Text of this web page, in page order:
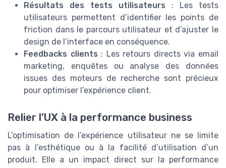
Résultats des tests utilisateurs : Les tests
utilisateurs permettent d’identifier les points de
friction dans le parcours utilisateur et d’ajuster le
design de l’interface en conséquence.
Feedbacks clients : Les retours directs via email
marketing, enquêtes ou analyse des données
issues des moteurs de recherche sont précieux
pour optimiser l’expérience client.
Relier l’UX à la performance business
L’optimisation de l’expérience utilisateur ne se limite
pas à l’esthétique ou à la facilité d’utilisation d’un
produit. Elle a un impact direct sur la performance